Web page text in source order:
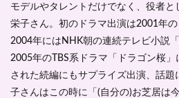
須フ
ムヴ
ィレ
ッ
の経
営者
モデルやタレントだけでなく、役者
栄子さん。初のドラマ出演は2001年の
2004年にはNHK朝の連続テレビ小説
2005年のTBS系ドラマ「ドラゴン桜
された続編にもサプライズ出演、話
子さんはこの時に「(自分の)お芝居は